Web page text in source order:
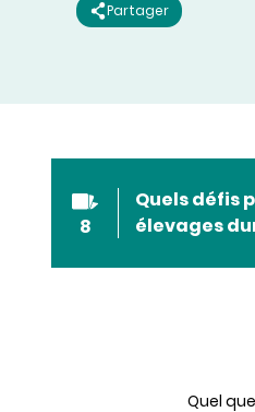
Partager
8
Quels défis
Conditions de travail
et attractivité
Quel